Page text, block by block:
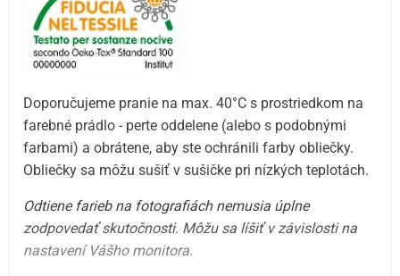
Doporučujeme pranie na max. 40°C s prostriedkom na
farebné prádlo - perte oddelene (alebo s podobnými
farbami) a obrátene, aby ste ochránili farby obliečky.
Obliečky sa môžu sušiť v sušičke pri nízkých teplotách.
Odtiene farieb na fotografiách nemusia úplne
zodpovedať skutočnosti. Môžu sa líšiť v závislosti na
nastavení Vášho monitora.